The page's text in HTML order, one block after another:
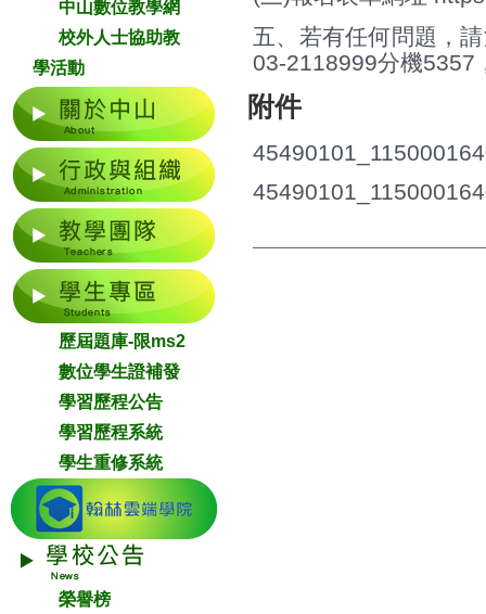
中山數位教學網
校外人士協助教
學活動
歷屆題庫-限ms2
數位學生證補發
學習歷程公告
學習歷程系統
學生重修系統
榮譽榜
五、若有任何問題，
03-2118999分機5357
附件